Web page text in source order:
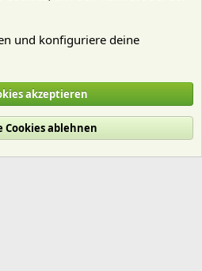
Hilfe und Impressum
und konfiguriere deine
akzeptieren
Cookies ablehnen